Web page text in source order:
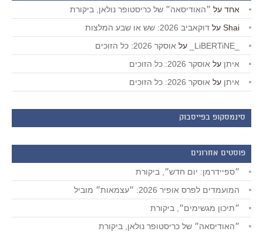
אחד על ״האודיסאה״ של כריסטופר נולאן, ביקורת
Shai על דוקאביב 2026: שש או שבע המלצות
על אוסקר 2026: כל הזוכים
איתן על אוסקר 2026: כל הזוכים
איתן על אוסקר 2026: כל הזוכים
סינמסקופ בפייסבוק
פוסטים אחרונים
״ספיידרמן: יום חדש״, ביקורת
המועמדים לפרס אופיר 2026: ״עצמאות״ מוביל
״תיכון מגשימים״, ביקורת
״האודיסאה״ של כריסטופר נולאן, ביקורת